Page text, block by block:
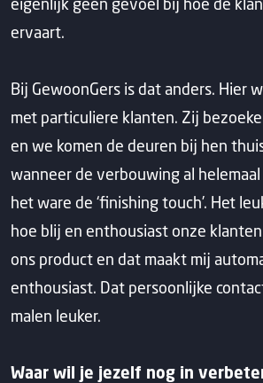
ervaart.
Bij GewoonGers is dat anders. Hier
met particuliere klanten. Zij
en we komen de deuren bij hen
wanneer de verbouwing al helemaal
het ware de ‘finishing touch’. Het
hoe blij en enthousiast onze
ons product en dat maakt mij
enthousiast. Dat persoonlijke
malen leuker.
Waar wil je jezelf nog in